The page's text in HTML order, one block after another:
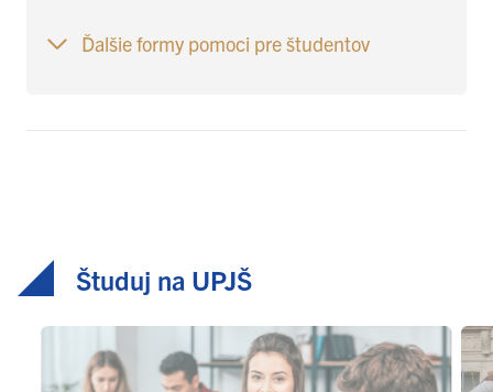
Ďalšie formy pomoci pre študentov
Študuj na UPJŠ